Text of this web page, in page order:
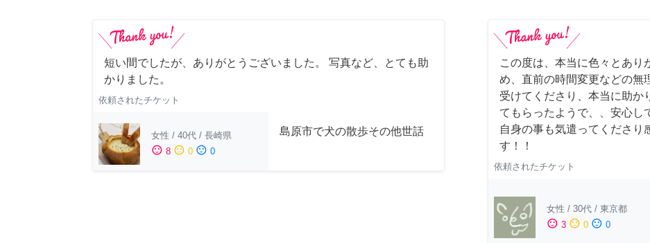
短い間でしたが、ありがとうございました。 写真など、とても助
かりました。
依頼されたチケット
女性 / 40代 / 長崎県
sentiment_satisfied 8 sentiment_neutral 0 sentiment_dissatisfied 0
島原市で犬の散歩その他世話
この度は、本当に色々とあり
め、直前の時間変更などの無
受けてくださり、本当に助か
てもらったようで、、安心し
自身の事も気遣ってくださ
す！！
依頼されたチケット
女性 / 30代 / 東京都
sentiment_satisfied 3 sentiment_neutral 0 sentiment_dissatisfied 0